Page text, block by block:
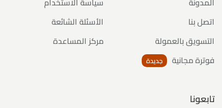
اتصل بنا
التسويق بالعمولة
فوترة مجانية
جديدة
الأسئلة الشائعة
مركز المساعدة
تابعونا